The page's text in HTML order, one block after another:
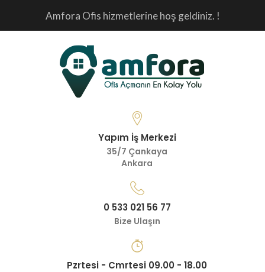
Amfora Ofis hizmetlerine hoş geldiniz. !
Yapım İş Merkezi
35/7 Çankaya
Ankara
0 533 021 56 77
Bize Ulaşın
Pzrtesi - Cmrtesi 09.00 - 18.00